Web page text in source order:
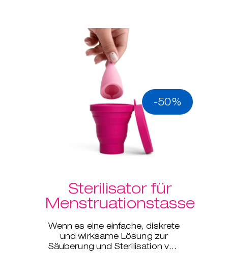
-50%
Sterilisator für
Menstruationstasse
Wenn es eine einfache, diskrete
und wirksame Lösung zur
Säuberung und Sterilisation von